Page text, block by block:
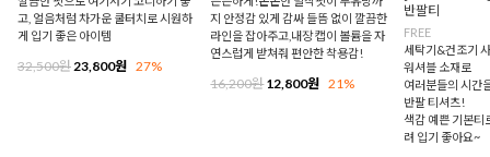
고, 얼음처럼 차가운 쿨터치로 시원하
게 입기 좋은 아이템
32,500원 23,800원 27%
지 안정감 있게 감싸 들뜸 없이 깔끔한
라인을 잡아주고,내장 캡이 볼륨을 자
연스럽게 받쳐줘 편안한 착용감!
16,200원12,800원 21%
반팔티
FREE
세탁기&건조기
워셔블 소재로
여러분들의 시간
반팔 티셔츠!
색감 예쁜 기본티
려 입기 좋아요~